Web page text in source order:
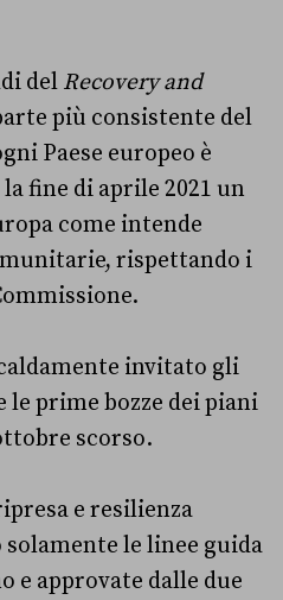
del Recovery and
più consistente del
Paese europeo è
fine di aprile 2021 un
come intende
rispettando i
invitato gli
prime bozze dei piani
scorso.
e resilienza
le linee guida
e approvate dalle due